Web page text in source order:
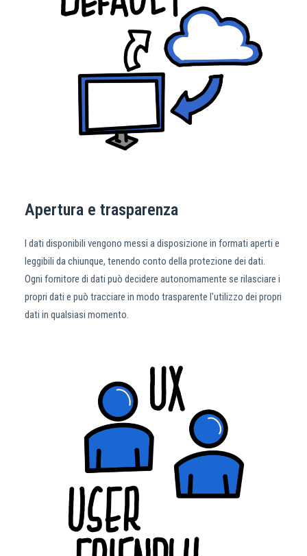
Apertura e trasparenza
I dati disponibili vengono messi a disposizione in formati aperti e
leggibili da chiunque, tenendo conto della protezione dei dati.
Ogni fornitore di dati può decidere autonomamente se rilasciare i
propri dati e può tracciare in modo trasparente l'utilizzo dei propri
dati in qualsiasi momento.